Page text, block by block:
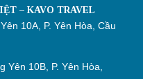
– KAVO TRAVEL
10A, P. Yên Hòa, Cầu
Yên 10B, P. Yên Hòa,